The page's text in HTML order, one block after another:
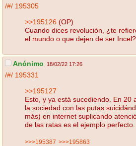
/#/ 195305
>>195126 (OP)
Cuando dices revolución, ¿te
el mundo o que dejen de ser Incel?
Anónimo 18/02/22 17:26
/#/ 195331
>>195127
Esto, y ya está sucediendo. En 20
la sociedad con las putas
más) en internet suplicando
de las ratas es el ejemplo perfecto.
>>>195387 >>>195863